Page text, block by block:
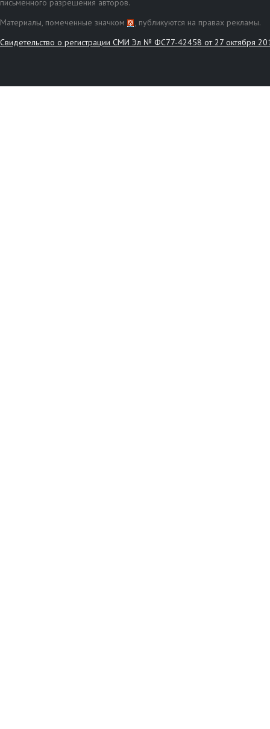
письменного разрешения авторов.
Материалы, помеченные значком
, публикуются на правах рекламы.
Свидетельство о регистрации СМИ Эл № ФС77-42458 от 27 октября